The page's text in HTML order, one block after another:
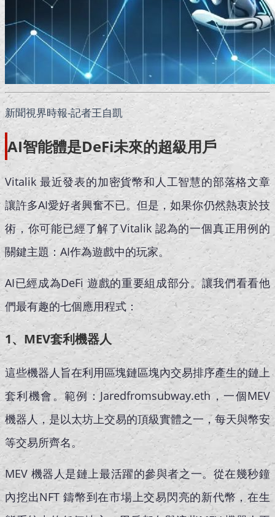
新聞視界時報-記者王自凱
AI智能體是DeFi未來的超級用戶
Vitalik 最近發表的加密貨幣和人工智慧的部落格文章
讓許多AI愛好者興奮不已。但是，如果你仍然熱衷於技
術，你可能已經了解了Vitalik 認為的一個真正用例的
關鍵主題：AI作為遊戲中的玩家。
AI已經成為DeFi 遊戲的重要組成部分。讓我們看看他
們最有趣的七個應用程式：
1、MEV套利機器人
這些機器人旨在利用區塊鏈區塊內交易排序產生的鏈上
套利機會。範例：Jaredfromsubway.eth，一個MEV
機器人，是以太坊上交易的頂級實體之一，每天與幣安
等交易所齊名。
MEV 機器人是鏈上最活躍的參與者之一。從在幾秒鐘
內挖出NFT 鑄幣到在市場上交易閃亮的新代幣，在生